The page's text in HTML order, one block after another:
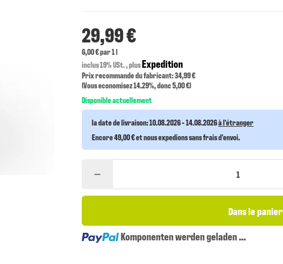
29,99 €
6,00 € par 1 l
inclus 19% USt. , plusExpedition
Prix recommande du fabricant: 34,99 €
(Vous economisez14.29%, donc5,00 €)
Disponible actuellement
la date de livraison:10.08.2026 - 14.08.2026à l'étranger
Encore 49,00 € et nous expedions sans frais d'envoi.
Dans le panier
Loading...Komponenten werden geladen ...